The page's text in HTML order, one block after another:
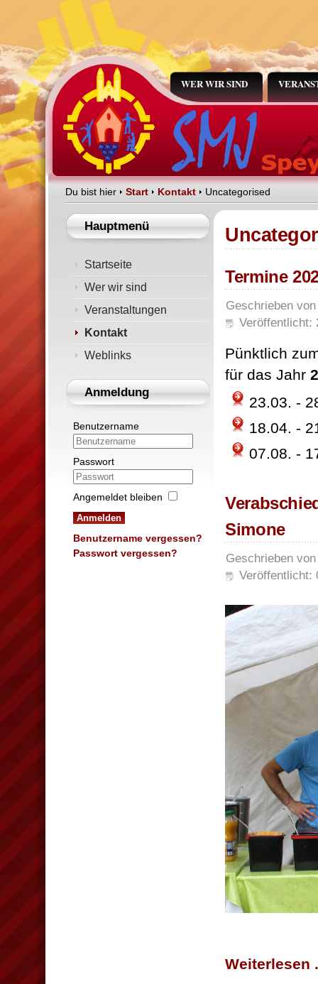
WER WIR SIND
Du bist hier Start Kontakt Uncategorised
Termine
Geschrieben
Veröffentlicht:
Pünktlich
für das Jahr
23.03. -
18.04. -
07.08. -
Simone
Geschrieben
Veröffentlicht:
Weiterlesen
Hauptmenü
Startseite
Wer wir sind
Veranstaltungen
Kontakt
Weblinks
Anmeldung
Benutzername
Passwort
Angemeldet bleiben
Anmelden
Benutzername vergessen?
Passwort vergessen?